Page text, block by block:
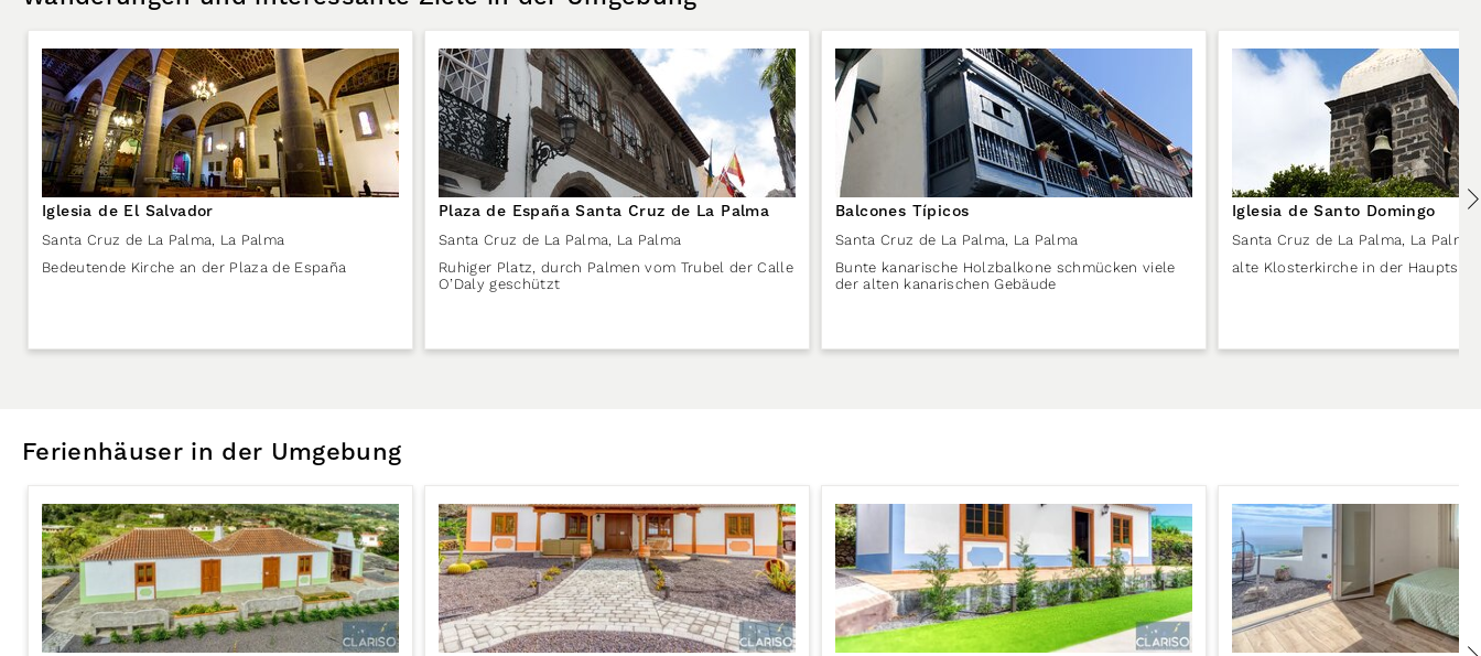
Iglesia de El Salvador
Santa Cruz de La Palma, La Palma
Bedeutende Kirche an der Plaza de España
Plaza de España Santa Cruz de La Palma
Santa Cruz de La Palma, La Palma
Ruhiger Platz, durch Palmen vom Trubel der Calle
O’Daly geschützt
Balcones Típicos
Santa Cruz de La Palma, La Palma
Bunte kanarische Holz­bal­kone schmücken viele
der alten kanarischen Gebäude
Iglesia de Santo Domingo
Santa Cruz de La Palma, La Palma
alte Klosterkirche in der
Ferienhäuser in der Umgebung